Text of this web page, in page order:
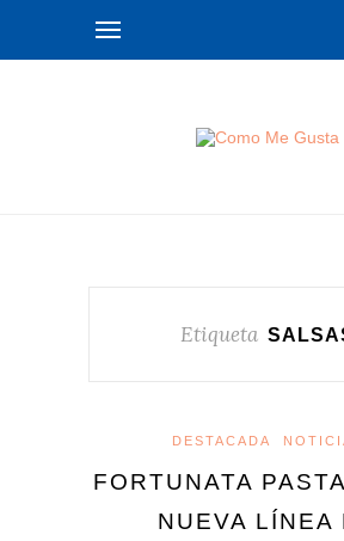
Etiqueta
DESTACADA
FORTUNATA
NUEVA LÍNEA